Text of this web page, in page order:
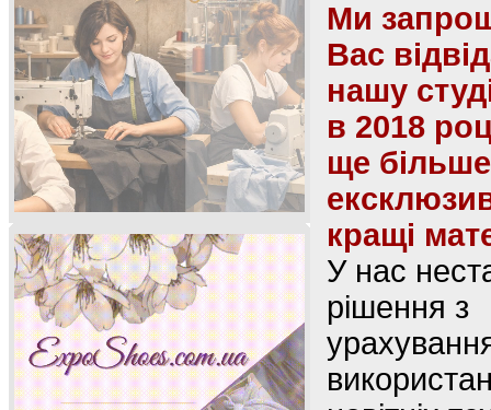
Ми
Вас
нашу
в 2018
ще більше
кращі
У нас
рішення з